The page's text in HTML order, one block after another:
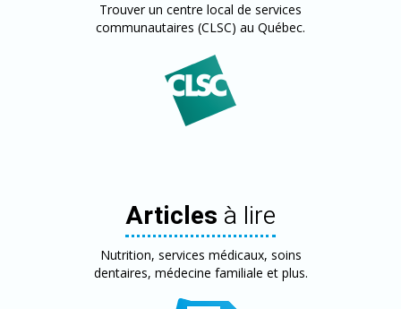
Trouver un centre local de services
communautaires (CLSC) au Québec.
Articles à lire
Nutrition, services médicaux, soins
dentaires, médecine familiale et plus.